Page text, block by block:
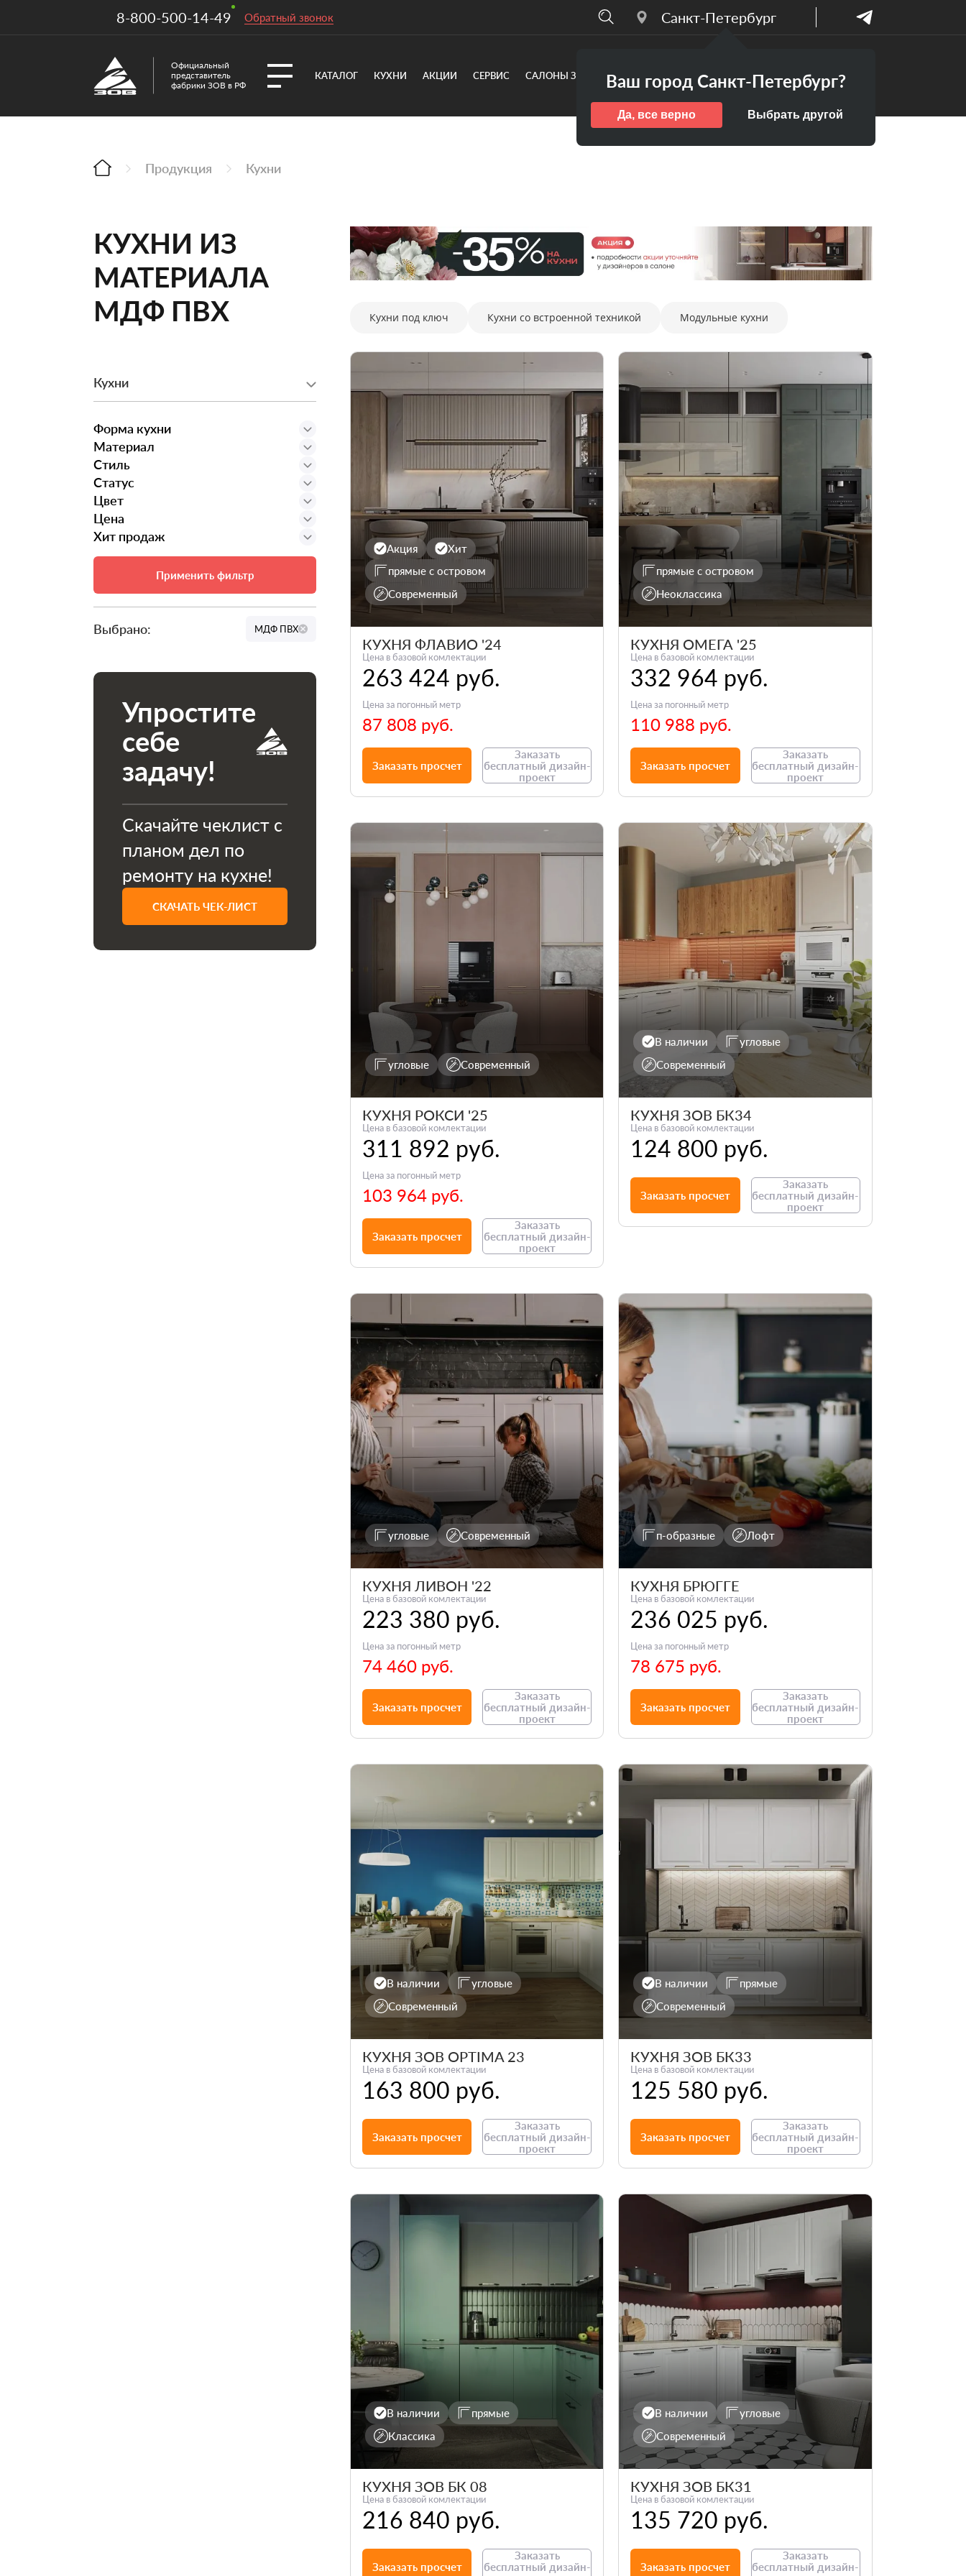
8-800-500-14-49 Обратный звонок Санкт-Петербург
Ваш город Санкт-Петербург?
Да, все верно Выбрать другой
Официальный
представитель
фабрики ЗОВ в РФ
КАТАЛОГ КУХНИ АКЦИИ СЕРВИС САЛОНЫ ЗОВ О КОМПАНИИ
дизайн-проект
Продукция Кухни
КУХНИ ИЗ
МАТЕРИАЛА
МДФ ПВХ
Кухни
Форма кухни
Материал
Стиль
Статус
Цвет
Цена
Хит продаж
Применить фильтр
Выбрано: МДФ ПВХ
Упростите
себе
задачу!
Скачайте чеклист с
планом дел по
ремонту на кухне!
СКАЧАТЬ ЧЕК-ЛИСТ
Кухни под ключ Кухни со встроенной техникой Модульные кухни
Акция
Хит
прямые с островом
Современный
КУХНЯ ФЛАВИО '24
Цена в базовой комлектации
263 424 руб.
Цена за погонный метр
87 808 руб.
Заказать просчет
Заказать
бесплатный дизайн-
проект
прямые с островом
Неоклассика
КУХНЯ ОМЕГА '25
Цена в базовой комлектации
332 964 руб.
Цена за погонный метр
110 988 руб.
Заказать просчет
Заказать
бесплатный дизайн-
проект
угловые Современный
КУХНЯ РОКСИ '25
Цена в базовой комлектации
311 892 руб.
Цена за погонный метр
103 964 руб.
Заказать просчет
Заказать
бесплатный дизайн-
проект
В наличии
угловые
Современный
КУХНЯ ЗОВ БК34
Цена в базовой комлектации
124 800 руб.
Заказать просчет
Заказать
бесплатный дизайн-
проект
угловые Современный
КУХНЯ ЛИВОН '22
Цена в базовой комлектации
223 380 руб.
Цена за погонный метр
74 460 руб.
Заказать просчет
Заказать
бесплатный дизайн-
проект
п-образные Лофт
КУХНЯ БРЮГГЕ
Цена в базовой комлектации
236 025 руб.
Цена за погонный метр
78 675 руб.
Заказать просчет
Заказать
бесплатный дизайн-
проект
В наличии
угловые
Современный
КУХНЯ ЗОВ OPTIMA 23
Цена в базовой комлектации
163 800 руб.
Заказать просчет
Заказать
бесплатный дизайн-
проект
В наличии
прямые
Современный
КУХНЯ ЗОВ БК33
Цена в базовой комлектации
125 580 руб.
Заказать просчет
Заказать
бесплатный дизайн-
проект
В наличии
прямые
Классика
КУХНЯ ЗОВ БК 08
Цена в базовой комлектации
216 840 руб.
Заказать просчет
Заказать
бесплатный дизайн-
В наличии
угловые
Современный
КУХНЯ ЗОВ БК31
Цена в базовой комлектации
135 720 руб.
Заказать просчет
Заказать
бесплатный дизайн-